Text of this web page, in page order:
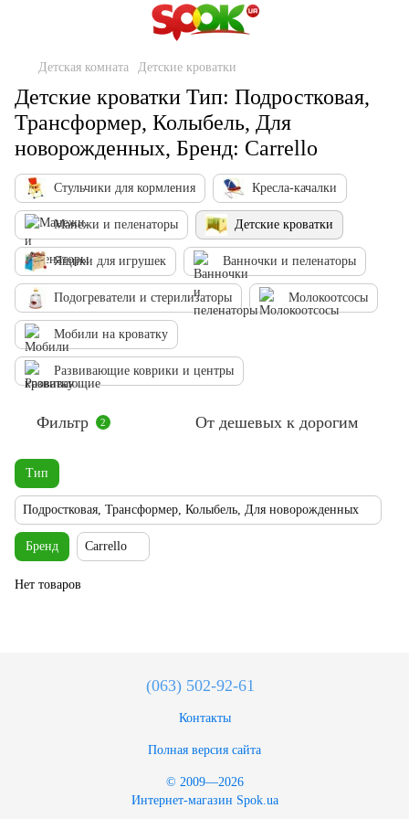
Детская комната Детские кроватки
Детские кроватки Тип: Подростковая,
Трансформер, Колыбель, Для
новорожденных, Бренд: Carrello
Стульчики для кормления Кресла-качалки
Манежи и пеленаторы Детские кроватки
Ящики для игрушек Ванночки и пеленаторы
Подогреватели и стерилизаторы Молокоотсосы
Мобили на кроватку
Развивающие коврики и центры
Фильтр 2 От дешевых к дорогим
Тип
Подростковая, Трансформер, Колыбель, Для новорожденных
Бренд Carrello
Нет товаров
(063) 502-92-61
Контакты
Полная версия сайта
© 2009—2026
Интернет-магазин Spok.ua